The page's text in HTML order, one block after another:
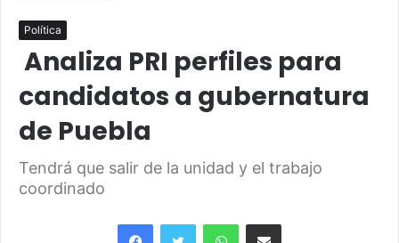
Política
Analiza PRI perfiles para
candidatos a gubernatura
de Puebla
Tendrá que salir de la unidad y el trabajo
coordinado
FacebookTwitter WhatsAppShare via Email